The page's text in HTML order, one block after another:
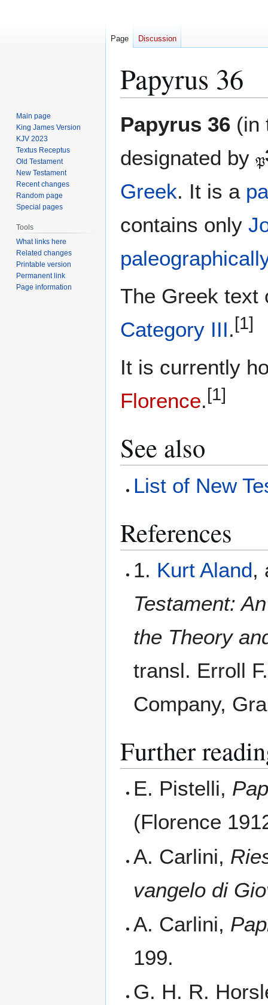
Papyrus 36
toto
Papyrus 36 (in
designated by
Greek. It is a
contains only
The Greek
Category III. [1]
It is currently
Florence. [1]
See also
List of New
References
1. Kurt Aland,
Testament:
the Theory
transl. Erroll
Company,
Further
E. Pistelli,
(Florence
A. Carlini,
vangelo di
A. Carlini,
199.
G. H. R.
Page Discussion
Main page
King James Version
KJV 2023
Textus Receptus
Old Testament
New Testament
Recent changes
Random page
Special pages
Tools
What links here
Related changes
Printable version
Permanent link
Page information